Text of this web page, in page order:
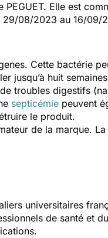
Elle est
29/08/2023 au 16/09/
. Cette bactérie
jusqu’à huit
troubles digestifs
septicémie peuvent
le produit.
de la marque.
universitaires
de santé et